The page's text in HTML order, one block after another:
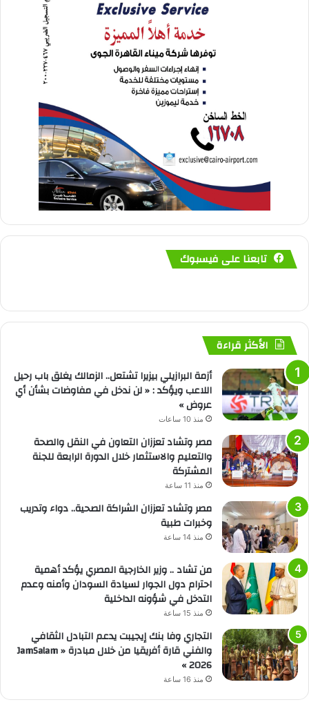
تابعنا على فيسبوك
الأكثر قراءة
أزمة البرازيلي بيزيرا تشتعل.. الزمالك يغلق باب رحيل
اللاعب ويؤكد : « لن ندخل في مفاوضات بشأن أي
عروض »
منذ 10 ساعات
مصر وتشاد تعززان التعاون في النقل والصحة
والتعليم والاستثمار خلال الدورة الرابعة للجنة
المشتركة
منذ 11 ساعة
مصر وتشاد تعززان الشراكة الصحية.. دواء وتدريب
وخبرات طبية
منذ 14 ساعة
من تشاد .. وزير الخارجية المصري يؤكد أهمية
احترام دول الجوار لسيادة السودان وأمنه وعدم
التدخل في شؤونه الداخلية
منذ 15 ساعة
التجاري وفا بنك إيجيبت يدعم التبادل الثقافي
والفني قارة أفريقيا من خلال مبادرة « JamSalam
2026 »
منذ 16 ساعة